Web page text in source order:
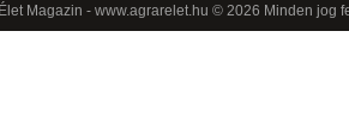
Magazin - www.agrarelet.hu © 2026 Minden jog